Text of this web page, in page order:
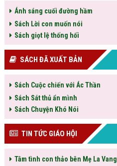
Ánh sáng cuối đường hầm
Sách Lời con muốn nói
Sách giọt lệ thống hối
SÁCH ĐÃ XUẤT BẢN
Sách Cuộc chiến với Ác Thần
Sách Sát thủ ẩn mình
Sách Chuyện Khó Nói
TIN TỨC GIÁO HỘI
Tâm tình con thảo bên Mẹ La Vang